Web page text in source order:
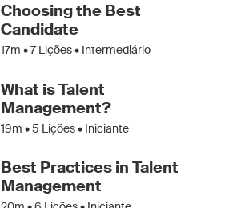
Choosing the Best
Candidate
17m •7Lições • Intermediário
What is Talent
Management?
19m •5 Lições • Iniciante
Best Practices in Talent
Management